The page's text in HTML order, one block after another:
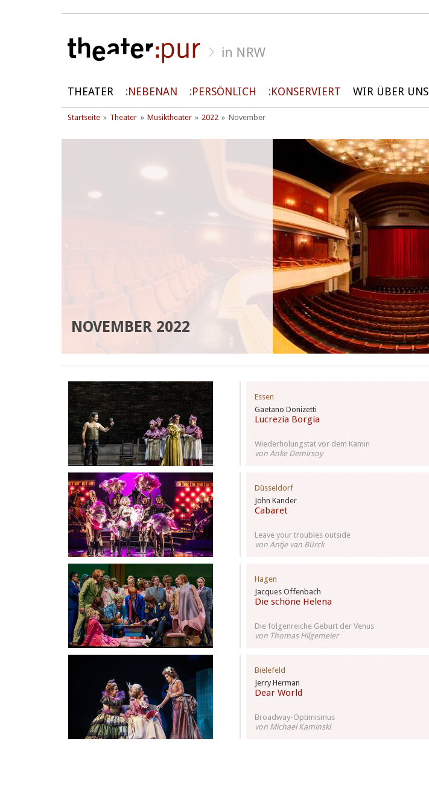
THEATER NEBENAN PERSÖNLICH KONSERVIERT WIR ÜBER UNS
Startseite Theater Musiktheater 2022 November
NOVEMBER 2022
Gaetano Donizetti
Lucrezia Borgia
Essen
Wiederholungstat vor dem Kamin
von Anke Demirsoy
John Kander
Cabaret
Düsseldorf
Leave your troubles outside
von Antje van Bürck
Jacques Offenbach
Die schöne Helena
Hagen
Die folgenreiche Geburt der Venus
von Thomas Hilgemeier
Jerry Herman
Dear World
Bielefeld
Broadway-Optimismus
von Michael Kaminski